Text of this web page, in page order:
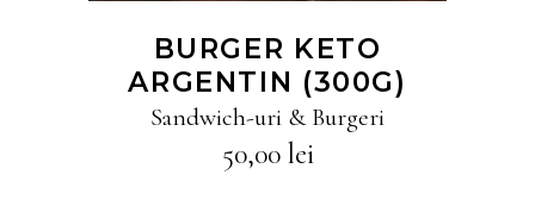
BURGER KETO
ARGENTIN (300G)
Sandwich-uri & Burgeri
50,00 lei